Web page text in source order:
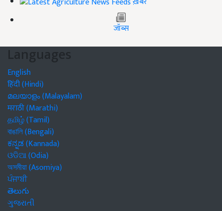
जॉब्स
Languages
English
हिंदी (Hindi)
മലയാളം (Malayalam)
मराठी (Marathi)
தமிழ் (Tamil)
বাঙালি (Bengali)
ಕನ್ನಡ (Kannada)
ଓଡିଆ (Odia)
অসমীয়া (Asomiya)
ਪੰਜਾਬੀ
తెలుగు
ગુજરાતી